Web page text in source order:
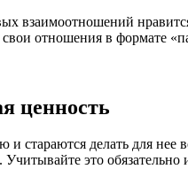
взаимоотношений
отношения в формате
ценность
и стараются делать для
это обязательно